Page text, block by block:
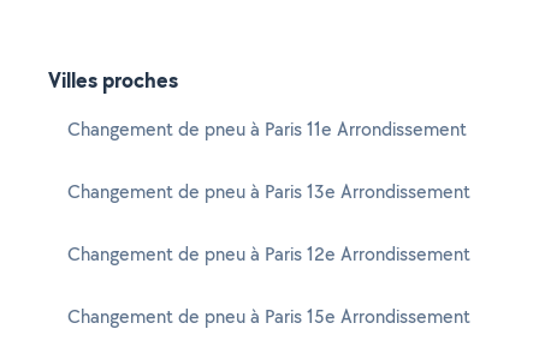
Villes proches
Changement de pneu à Paris 11e Arrondissement
Changement de pneu à Paris 13e Arrondissement
Changement de pneu à Paris 12e Arrondissement
Changement de pneu à Paris 15e Arrondissement